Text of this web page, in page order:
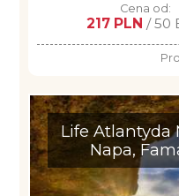
Cena od:
217 PLN / 50
Life Atlantyda
Napa,